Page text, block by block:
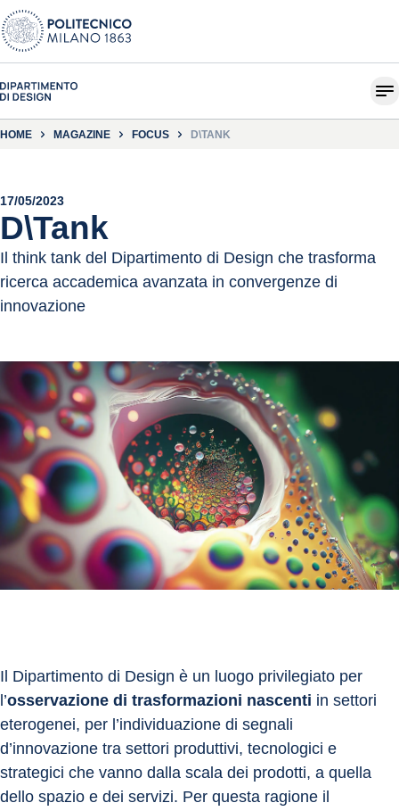
HOME MAGAZINE FOCUS D\TANK
17/05/2023
D\Tank
Il think tank del Dipartimento di Design che trasforma
ricerca accademica avanzata in convergenze di
innovazione
Il Dipartimento di Design è un luogo privilegiato per
l’osservazione di trasformazioni nascenti in settori
eterogenei, per l’individuazione di segnali
d’innovazione tra settori produttivi, tecnologici e
strategici che vanno dalla scala dei prodotti, a quella
dello spazio e dei servizi. Per questa ragione il